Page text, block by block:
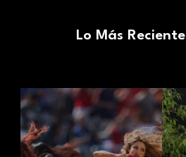
Lo Más Reciente